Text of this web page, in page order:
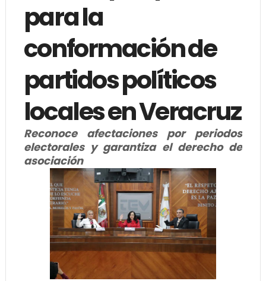
para la
conformación de
partidos políticos
locales en Veracruz
Reconoce afectaciones por periodos
electorales y garantiza el derecho de
asociación